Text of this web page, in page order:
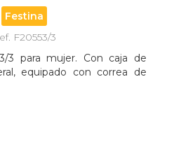
Festina
F20553/3
3 para mujer. Con caja de
equipado con correa de